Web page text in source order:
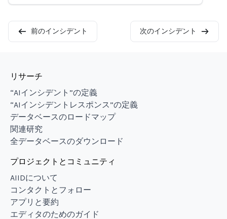
前のインシデント 次のインシデント
リサーチ
“AIインシデント”の定義
“AIインシデントレスポンス”の定義
データベースのロードマップ
関連研究
全データベースのダウンロード
プロジェクトとコミュニティ
AIIDについて
コンタクトとフォロー
アプリと要約
エディタのためのガイド